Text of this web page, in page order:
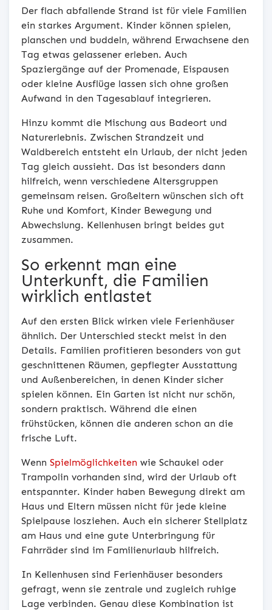
Der flach abfallende Strand ist für viele Familien
ein starkes Argument. Kinder können spielen,
planschen und buddeln, während Erwachsene den
Tag etwas gelassener erleben. Auch
Spaziergänge auf der Promenade, Eispausen
oder kleine Ausflüge lassen sich ohne großen
Aufwand in den Tagesablauf integrieren.
Hinzu kommt die Mischung aus Badeort und
Naturerlebnis. Zwischen Strandzeit und
Waldbereich entsteht ein Urlaub, der nicht jeden
Tag gleich aussieht. Das ist besonders dann
hilfreich, wenn verschiedene Altersgruppen
gemeinsam reisen. Großeltern wünschen sich oft
Ruhe und Komfort, Kinder Bewegung und
Abwechslung. Kellenhusen bringt beides gut
zusammen.
So erkennt man eine
Unterkunft, die Familien
wirklich entlastet
Auf den ersten Blick wirken viele Ferienhäuser
ähnlich. Der Unterschied steckt meist in den
Details. Familien profitieren besonders von gut
geschnittenen Räumen, gepflegter Ausstattung
und Außenbereichen, in denen Kinder sicher
spielen können. Ein Garten ist nicht nur schön,
sondern praktisch. Während die einen
frühstücken, können die anderen schon an die
frische Luft.
Wenn Spielmöglichkeiten wie Schaukel oder
Trampolin vorhanden sind, wird der Urlaub oft
entspannter. Kinder haben Bewegung direkt am
Haus und Eltern müssen nicht für jede kleine
Spielpause losziehen. Auch ein sicherer Stellplatz
am Haus und eine gute Unterbringung für
Fahrräder sind im Familienurlaub hilfreich.
In Kellenhusen sind Ferienhäuser besonders
gefragt, wenn sie zentrale und zugleich ruhige
Lage verbinden. Genau diese Kombination ist